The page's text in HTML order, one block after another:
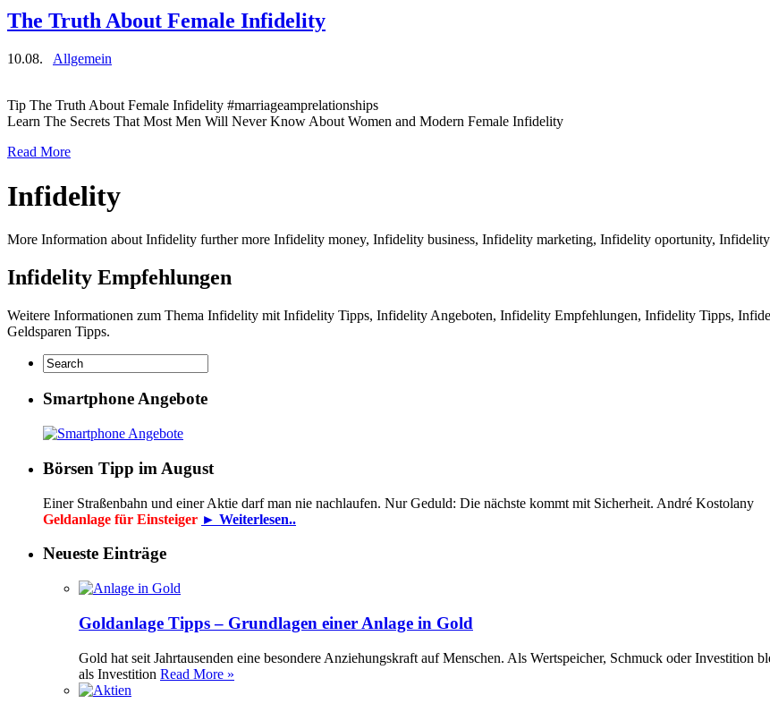
The Truth About Female Infidelity
10.08. Allgemein
Tip The Truth About Female Infidelity #marriageamprelationships
Learn The Secrets That Most Men Will Never Know About Women and Modern Female Infidelity
Read More
Infidelity
More Information about Infidelity further more Infidelity money, Infidelity business, Infidelity marketing, Infidelity oportunity,
Infidelity Empfehlungen
Weitere Informationen zum Thema Infidelity mit Infidelity Tipps, Infidelity Angeboten, Infidelity Empfehlungen, Infidelity Tipps,
Geldsparen Tipps.
Smartphone Angebote
Börsen Tipp im August
Einer Straßenbahn und einer Aktie darf man nie nachlaufen. Nur Geduld: Die nächste kommt mit Sicherheit. André Kostolany
Geldanlage für Einsteiger ► Weiterlesen..
Neueste Einträge
Goldanlage Tipps – Grundlagen einer Anlage in Gold
Gold hat seit Jahrtausenden eine besondere Anziehungskraft auf Menschen. Als Wertspeicher, Schmuck oder Investition
als Investition Read More »